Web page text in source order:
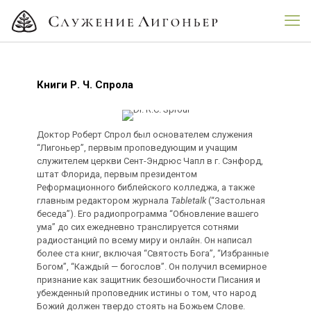
Книги Р. Ч. Спрола
Доктор Роберт Спрол был основателем служения
“Лигоньер”, первым проповедующим и учащим
служителем церкви Сент-Эндрюс Чапл в г. Сэнфорд,
штат Флорида, первым президентом
Реформационного библейского колледжа, а также
главным редактором журнала Tabletalk(“Застольная
беседа”). Его радиопрограмма “Обновление вашего
ума” до сих ежедневно транслируется сотнями
радиостанций по всему миру и онлайн. Он написал
более ста книг, включая “Святость Бога”, “Избранные
Богом”, “Каждый — богослов”. Он получил всемирное
признание как защитник безошибочности Писания и
убежденный проповедник истины о том, что народ
Божий должен твердо стоять на Божьем Слове.